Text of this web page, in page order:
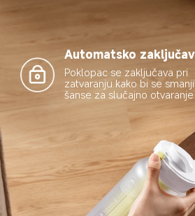
Automatsko
Poklopac se zaključava pri
zatvaranju kako bi se
šanse za slučajno otvaranje